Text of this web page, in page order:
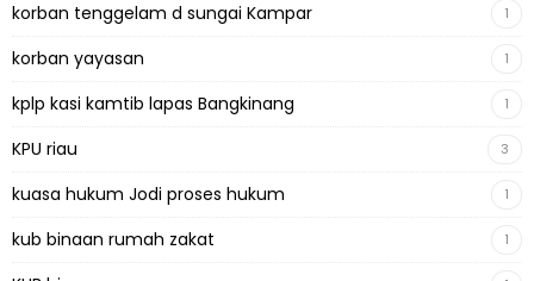
korban tenggelam d sungai Kampar 1
korban yayasan 1
kplp kasi kamtib lapas Bangkinang 1
KPU riau 3
kuasa hukum Jodi proses hukum 1
kub binaan rumah zakat 1